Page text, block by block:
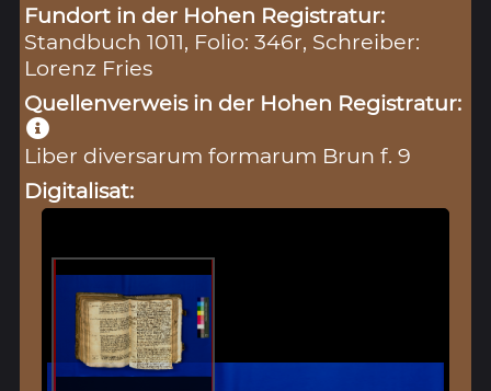
Fundort in der Hohen Registratur:
Standbuch 1011, Folio: 346r, Schreiber:
Lorenz Fries
Quellenverweis in der Hohen Registratur:
Liber diversarum formarum Brun f. 9
Digitalisat: